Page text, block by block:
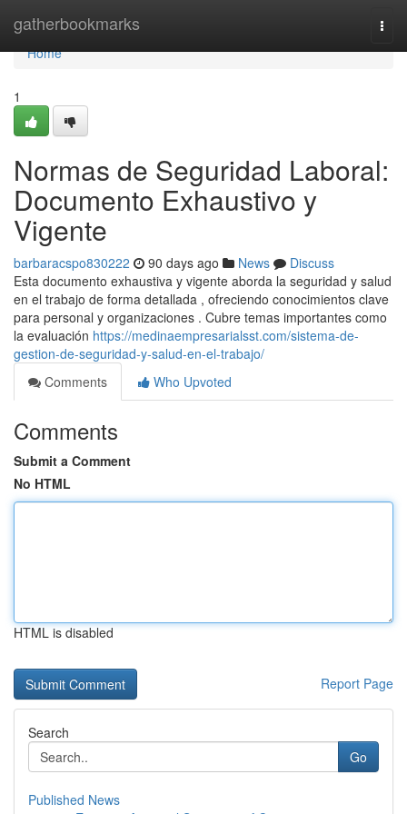
gatherbookmarks
Home
Home
1
Normas de Seguridad Laboral:
Documento Exhaustivo y
Vigente
barbaracspo830222 90 days ago News
Discuss
Esta documento exhaustiva y vigente aborda la seguridad y salud
en el trabajo de forma detallada , ofreciendo conocimientos clave
para personal y organizaciones . Cubre temas importantes como
la evaluación https://medinaempresarialsst.com/sistema-de-
gestion-de-seguridad-y-salud-en-el-trabajo/
Comments
Who Upvoted
Comments
Submit a Comment
No HTML
HTML is disabled
Report Page
Search
Go
Published News